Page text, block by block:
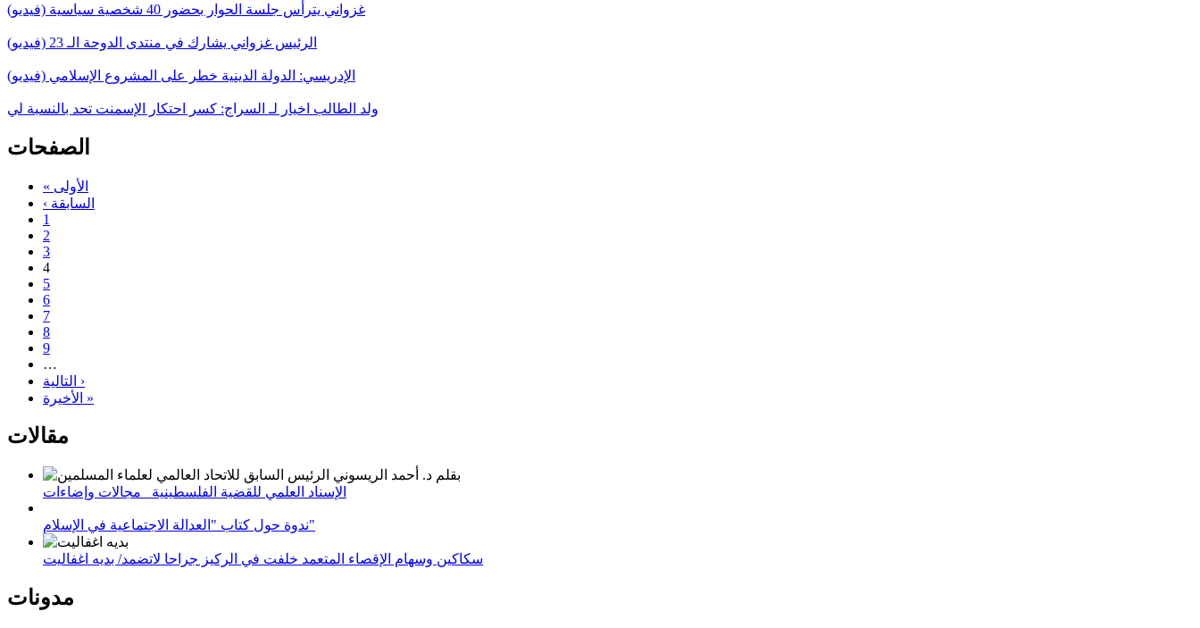
غزواني يترأس جلسة الحوار بحضور 40 شخصية سياسية (فيديو)
الرئيس غزواني يشارك في منتدى الدوحة الـ 23 (فيديو)
الإدريسي: الدولة الدينية خطر على المشروع الإسلامي (فيديو)
ولد الطالب اخيار لـ السراج: كسر احتكار الإسمنت تحد بالنسبة لي
الصفحات
« الأولى
‹ السابقة
1
2
3
4
5
6
7
8
9
…
التالية ›
الأخيرة »
مقالات
الإسناد العلمي للقضية الفلسطينية_ مجالات وإضاءات
ندوة حول كتاب "العدالة الاجتماعية في الإسلام"
سكاكين وسهام الإقصاء المتعمد خلفت في الركيز جراحا لاتضمد/ بديه اغفاليت
مدونات